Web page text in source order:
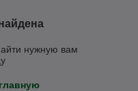
нужную вам